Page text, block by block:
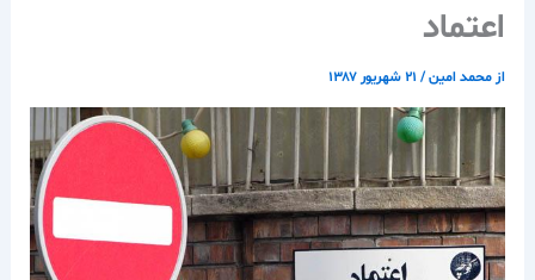
اعتماد
از محمد امین/ ۲۱ شهریور ۱۳۸۷